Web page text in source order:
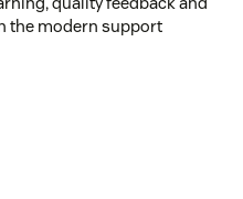
the modern support